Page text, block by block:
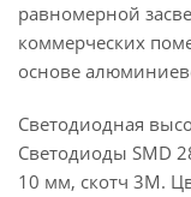
равномерной
коммерческих
основе
Светодиодная
Светодиоды SMD
10 мм, скотч 3M.